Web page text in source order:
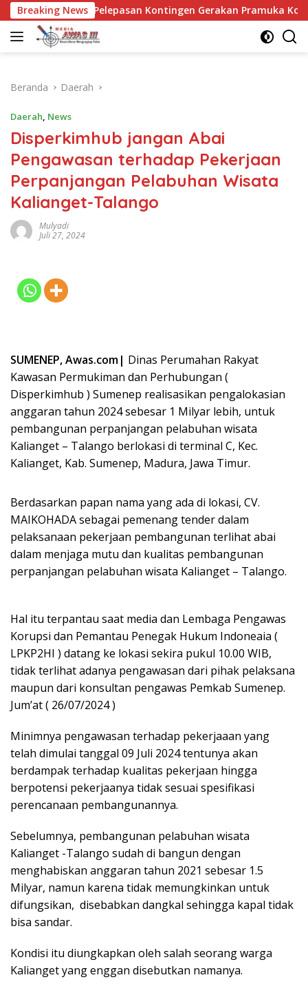
Langsung
ke
konten
Breaking News
Pelepasan Kontingen Gerakan Pramuka Kota Kediri yang
Beranda Daerah
Daerah, News
Disperkimhub jangan Abai
Pengawasan terhadap Pekerjaan
Perpanjangan Pelabuhan Wisata
Kalianget-Talango
Mulyadi
Juli 27, 2024
SUMENEP, Awas.com| Dinas Perumahan Rakyat
Kawasan Permukiman dan Perhubungan (
Disperkimhub ) Sumenep realisasikan pengalokasian
anggaran tahun 2024 sebesar 1 Milyar lebih, untuk
pembangunan perpanjangan pelabuhan wisata
Kalianget – Talango berlokasi di terminal C, Kec.
Kalianget, Kab. Sumenep, Madura, Jawa Timur.
Berdasarkan papan nama yang ada di lokasi, CV.
MAIKOHADA sebagai pemenang tender dalam
pelaksanaan pekerjaan pembangunan terlihat abai
dalam menjaga mutu dan kualitas pembangunan
perpanjangan pelabuhan wisata Kalianget – Talango.
Hal itu terpantau saat media dan Lembaga Pengawas
Korupsi dan Pemantau Penegak Hukum Indoneaia (
LPKP2HI ) datang ke lokasi sekira pukul 10.00 WIB,
tidak terlihat adanya pengawasan dari pihak pelaksana
maupun dari konsultan pengawas Pemkab Sumenep.
Jum’at ( 26/07/2024 )
Minimnya pengawasan terhadap pekerjaaan yang
telah dimulai tanggal 09 Juli 2024 tentunya akan
berdampak terhadap kualitas pekerjaan hingga
berpotensi pekerjaanya tidak sesuai spesifikasi
perencanaan pembangunannya.
Sebelumnya, pembangunan pelabuhan wisata
Kalianget -Talango sudah di bangun dengan
menghabiskan anggaran tahun 2021 sebesar 1.5
Milyar, namun karena tidak memungkinkan untuk
difungsikan, disebabkan dangkal sehingga kapal tidak
bisa sandar.
Kondisi itu diungkapkan oleh salah seorang warga
Kalianget yang enggan disebutkan namanya.